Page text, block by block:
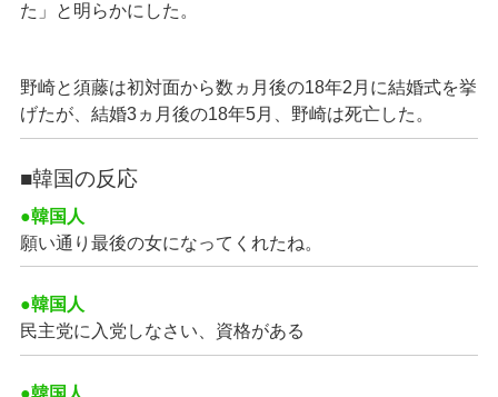
た」と明らかにした。
野崎と須藤は初対面から数ヵ月後の18年2月に結婚式を挙
げたが、結婚3ヵ月後の18年5月、野崎は死亡した。
■韓国の反応
●韓国人
願い通り最後の女になってくれたね。
●韓国人
民主党に入党しなさい、資格がある
●韓国人